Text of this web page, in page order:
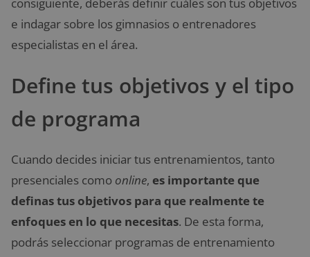
e indagar sobre los gimnasios o entrenadores
especialistas en el área.
Define tus objetivos y el tipo
de programa
Cuando decides iniciar tus entrenamientos, tanto
presenciales como online, es importante que
definas tus objetivos para que realmente te
enfoques en lo que necesitas. De esta forma,
podrás seleccionar programas de entrenamiento